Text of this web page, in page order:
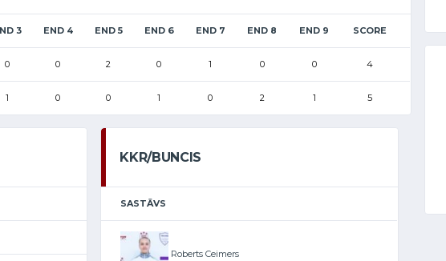
3 END 4 END 5 END 6 END 7 END 8 END 9 SCORE
0 0 2 0 1 0 0 4
1 0 0 1 0 2 1 5
KKR/BUNCIS
SASTĀVS
Roberts Ceimers